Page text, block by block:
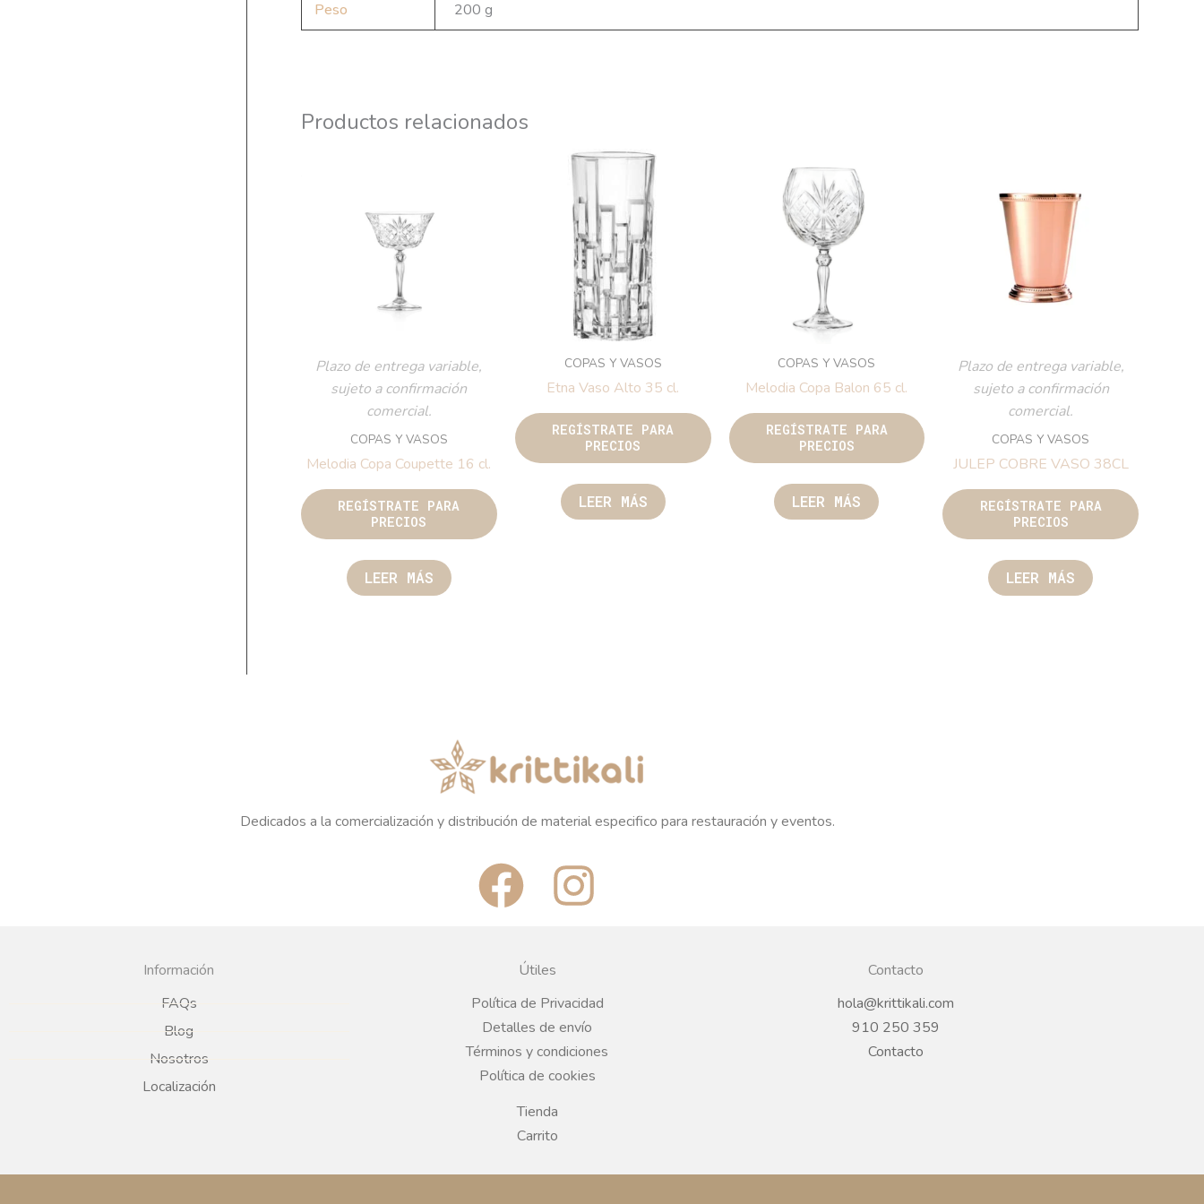
Peso 200 g
Productos relacionados
Plazo de entrega variable,
sujeto a confirmación
comercial.
COPAS Y VASOS
Melodia Copa Coupette 16 cl.
REGÍSTRATE PARA
PRECIOS
LEER MÁS
COPAS Y VASOS
Etna Vaso Alto 35 cl.
REGÍSTRATE PARA
PRECIOS
LEER MÁS
COPAS Y VASOS
Melodia Copa Balon 65 cl.
REGÍSTRATE PARA
PRECIOS
LEER MÁS
Plazo de entrega variable,
sujeto a confirmación
comercial.
COPAS Y VASOS
JULEP COBRE VASO 38CL
REGÍSTRATE PARA
PRECIOS
LEER MÁS
Dedicados a la comercialización y distribución de material especifico para restauración y eventos.
F
a
c
e
b
o
o
I
n
t
a
Información
FAQs
Blog
Nosotros
Localización
Útiles
Política de Privacidad
Detalles de envío
Términos y condiciones
Política de cookies
Tienda
Carrito
Contacto
hola@krittikali.com
910 250 359
Contacto